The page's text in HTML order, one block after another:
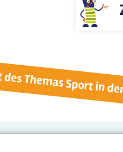
Themas Sport in